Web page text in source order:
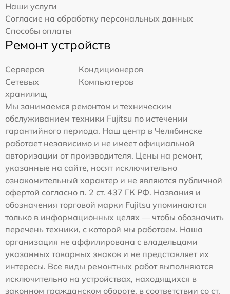
Наши услуги
Согласие на обработку персональных данных
Способы оплаты
Ремонт устройств
Серверов
Кондиционеров
Сетевых
хранилищ
Компьютеров
Мы занимаемся ремонтом и техническим
обслуживанием техники Fujitsu по истечении
гарантийного периода. Наш центр в Челябинске
работает независимо и не имеет официальной
авторизации от производителя. Цены на ремонт,
указанные на сайте, носят исключительно
ознакомительный характер и не являются публичной
офертой согласно п. 2 ст. 437 ГК РФ. Названия и
обозначения торговой марки Fujitsu упоминаются
только в информационных целях — чтобы обозначить
перечень техники, с которой мы работаем. Наша
организация не аффилирована с владельцами
указанных товарных знаков и не представляет их
интересы. Все виды ремонтных работ выполняются
исключительно на устройствах, находящихся в
законном гражданском обороте, в соответствии со ст.